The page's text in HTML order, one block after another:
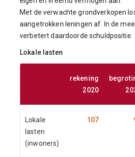
Met de verwachte grondverkopen
aangetrokken leningen af. In de
verbetert daardoorde schuldpositie.
Lokale lasten
rekening
2020
Lokale
lasten
(inwoners)
107